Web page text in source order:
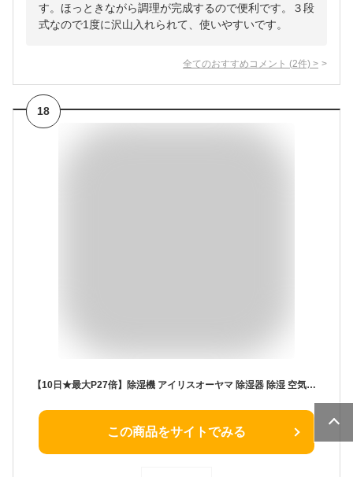
す。ほっときながら調理が完成するので便利です。３段
式なので1度に沢山入れられて、使いやすいです。
全てのおすすめコメント (2件) >
18
【10日★最大P27倍】除湿機 アイリスオーヤマ 除湿器 除湿 空気清浄機 空気清浄器 空気清浄機能付き除湿機12L KIJCP-M120 送料無料 除湿乾燥機 衣類乾燥 結露対策 湿気 湿気対策 梅雨対策 部屋干し 室内干し アイリスオーヤマ【あす楽】
この商品をサイトでみる